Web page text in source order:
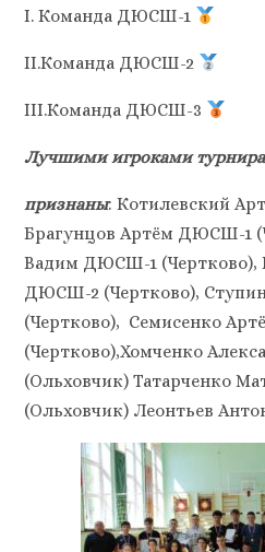
I. Команда ДЮСШ-1
II.Команда ДЮСШ-2
III.Команда ДЮСШ-3
Лучшими игроками турнира
признаны: Котилевский
Брагунцов Артём ДЮСШ-1
Вадим ДЮСШ-1 (Чертково),
ДЮСШ-2 (Чертково),
(Чертково), Семисенко
(Чертково),Хомченко
(Ольховчик) Татарченко
(Ольховчик) Леонтьев